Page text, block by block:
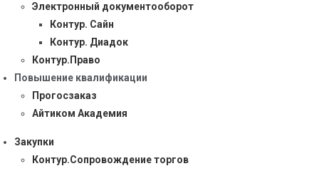
Электронный документооборот
Контур. Сайн
Контур. Диадок
Контур.Право
Повышение квалификации
Прогосзаказ
Айтиком Академия
Закупки
Контур.Сопровождение торгов